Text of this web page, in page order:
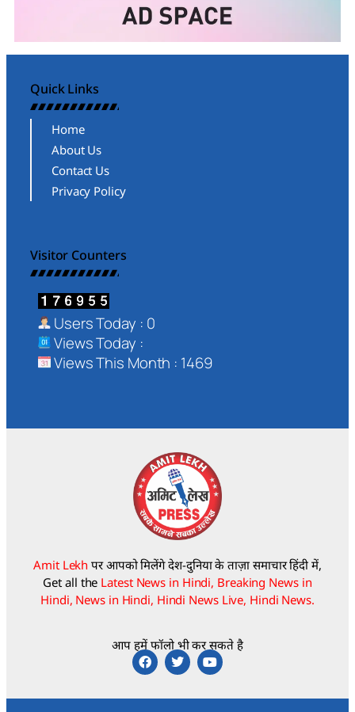
Quick Links
Home
About Us
Contact Us
Privacy Policy
Visitor Counters
Users Today : 0
Views Today :
Views This Month : 1469
Amit Lekh पर आपको मिलेंगे देश-दुनिया के ताज़ा समाचार हिंदी में,
Get all the Latest News in Hindi, Breaking News in
Hindi, News in Hindi, Hindi News Live, Hindi News.
आप हमें फॉलो भी कर सकते है